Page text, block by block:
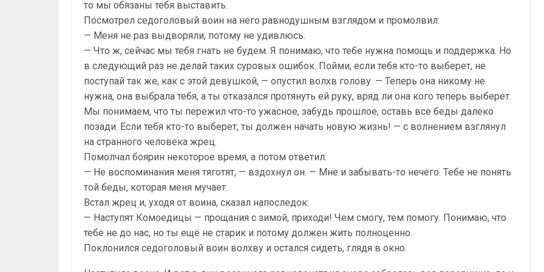
то мы обязаны тебя выставить.
Посмотрел седоголовый воин на него равнодушным взглядом и промолвил:
— Меня не раз выдворяли, потому не удивлюсь.
— Что ж, сейчас мы тебя гнать не будем. Я понимаю, что тебе нужна помощь и поддержка. Но
в следующий раз не делай таких суровых ошибок. Пойми, если тебя кто-то выберет, не
поступай так же, как с этой девушкой, — опустил волхв голову. — Теперь она никому не
нужна, она выбрала тебя, а ты отказался протянуть ей руку, вряд ли она кого теперь выберет.
Мы понимаем, что ты пережил что-то ужасное, забудь прошлое, оставь все беды далеко
позади. Если тебя кто-то выберет, ты должен начать новую жизнь! — с волнением взглянул
на странного человека жрец.
Помолчал боярин некоторое время, а потом ответил:
— Не воспоминания меня тяготят, — вздохнул он. — Мне и забывать-то нечего. Тебе не понять
той беды, которая меня мучает.
Встал жрец и, уходя от воина, сказал напоследок:
— Наступят Комоедицы — прощания с зимой, приходи! Чем смогу, тем помогу. Понимаю, что
тебе не до нас, но ты ещё не старик и потому должен жить полноценно.
Поклонился седоголовый воин волхву и остался сидеть, глядя в окно.